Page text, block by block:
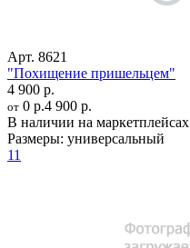
Арт. 8621
"Похищение пришельцем"
4 900 р.
от 0 р.4 900 р.
В наличии на маркетплейсах
Размеры: универсальный
11